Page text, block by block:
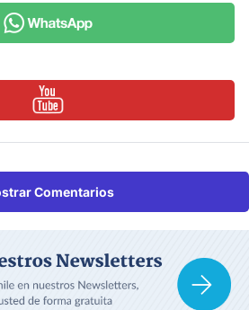
Comentarios